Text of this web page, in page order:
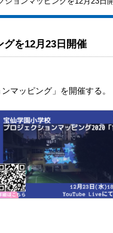
を12月23日開催
マッピング」を開催する。